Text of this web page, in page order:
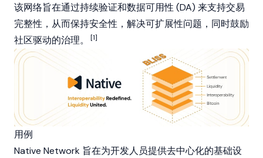
该网络旨在通过持续验证和数据可用性 (DA) 来支持交易
完整性，从而保持安全性，解决可扩展性问题，同时鼓励
社区驱动的治理。
[1]
用例
Native Network 旨在为开发人员提供去中心化的基础设